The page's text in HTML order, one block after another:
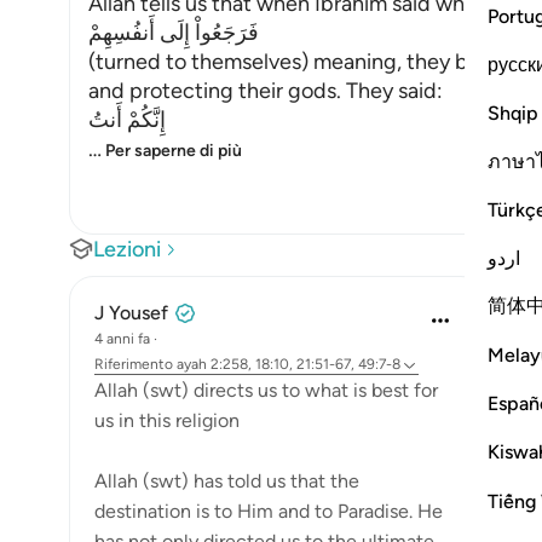
Shqip
ภาษา
اردو
简体
Tiếng
فَرَجَعُواْ إِلَى أَنفُسِهِمْ
(turned to themselves) meaning, they blamed
and protecting their gods. They said:
إِنَّكُمْ أَنتُ
… Per saperne di più
Lezioni
J Yousef
4 anni fa ·
Riferimento ayah 2:258, 18:10, 21:51-67, 49:7-8
Allah (swt) directs us to what is best for
us in this religion
Allah (swt) has told us that the
destination is to Him and to Paradise. He